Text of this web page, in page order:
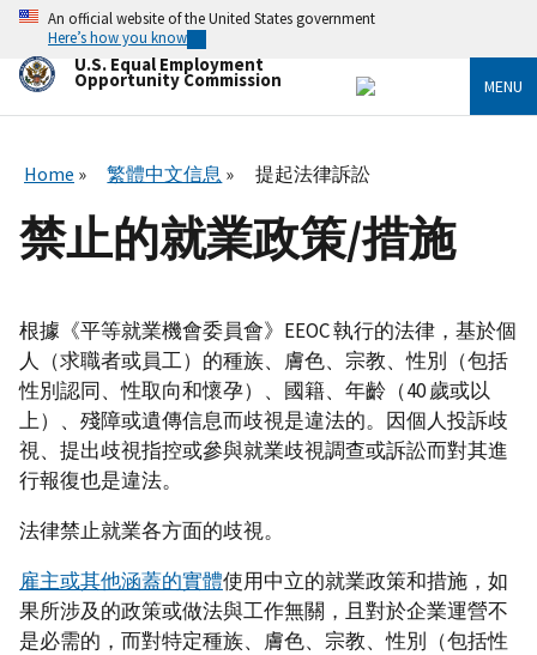
Skip
main
content
An official website of the United States government
Here’s how you know
U.S. Equal Employment
Opportunity Commission MENU
Home 繁體中文信息 提起法律訴訟
禁止的就業政策/措施
根據《平等就業機會委員會》EEOC 執行的法律，基於個
人（求職者或員工）的種族、膚色、宗教、性別（包括
性別認同、性取向和懷孕）、國籍、年齡（40 歲或以
上）、殘障或遺傳信息而歧視是違法的。因個人投訴歧
視、提出歧視指控或參與就業歧視調查或訴訟而對其進
行報復也是違法。
法律禁止就業各方面的歧視。
雇主或其他涵蓋的實體使用中立的就業政策和措施，如
果所涉及的政策或做法與工作無關，且對於企業運營不
是必需的，而對特定種族、膚色、宗教、性別（包括性